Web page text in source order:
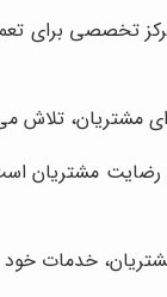
تخصصی برای
مشتریان، تلاش
رضایت مشتریان
خدمات خود